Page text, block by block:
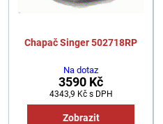
Chapač Singer 502718RP
Na dotaz
3590 Kč
4343,9 Kč s DPH
Zobrazit